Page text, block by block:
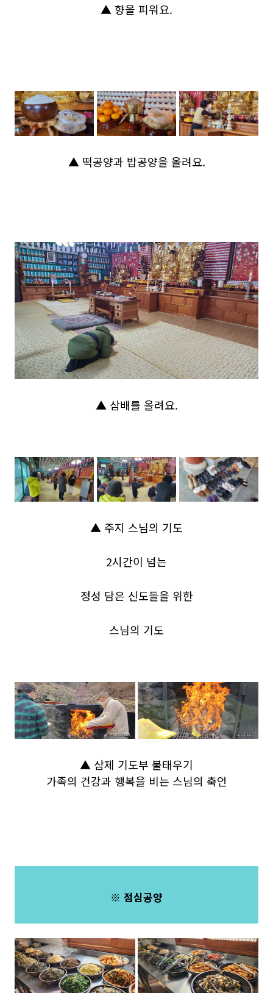
▲ 향을 피워요.
▲ 떡공양과 밥공양을 올려요.
▲ 삼배를 올려요.
▲ 주지 스님의 기도
2시간이 넘는
정성 담은 신도들을 위한
스님의 기도
▲ 삼제 기도부 불태우기
가족의 건강과 행복을 비는 스님의 축언
※ 점심공양